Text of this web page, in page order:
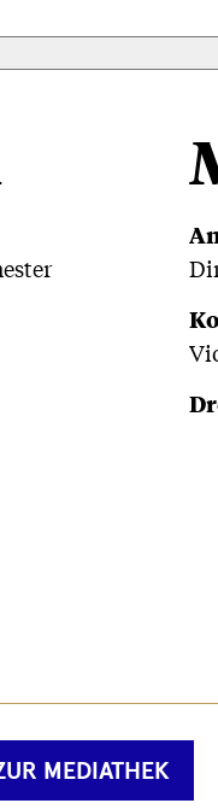
MEDIATHEK